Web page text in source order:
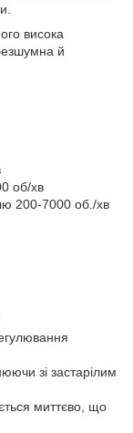
висока
й
об/хв
200-7000 об./хв
зі застарілим
миттєво, що